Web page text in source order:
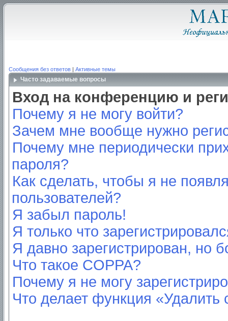
Сообщения без ответов | Активные темы
Часто задаваемые вопросы
Вход на конференцию и
Почему я не могу войти?
Зачем мне вообще нужно
Почему мне периодически
пароля?
Как сделать, чтобы я не
пользователей?
Я забыл пароль!
Я только что
Я давно зарегистрирован, но
Что такое COPPA?
Почему я не могу
Что делает функция